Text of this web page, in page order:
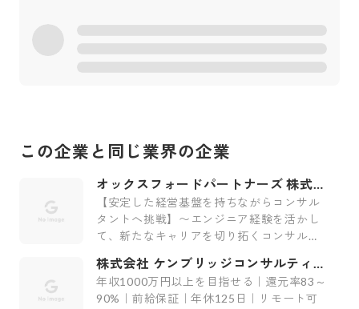
この企業と同じ業界の企業
オックスフォードパートナーズ 株式会
社
【安定した経営基盤を持ちながらコンサル
タントへ挑戦】〜エンジニア経験を活かし
て、新たなキャリアを切り拓くコンサルテ
株式会社 ケンブリッジコンサルティン
グ
年収1000万円以上を目指せる｜還元率83～
90%｜前給保証｜年休125日｜リモート可